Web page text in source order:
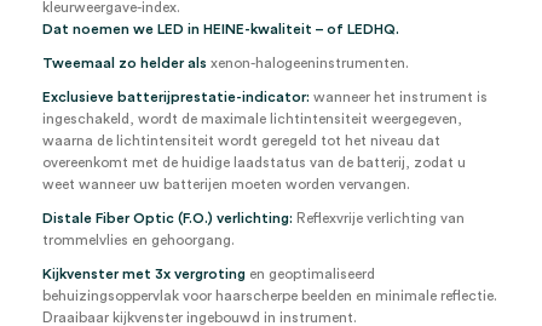
kleurweergave-index.
Dat noemen we LED in HEINE-kwaliteit – of LEDHQ.
Tweemaal zo helder als xenon-halogeeninstrumenten.
Exclusieve batterijprestatie-indicator: wanneer het instrument is
ingeschakeld, wordt de maximale lichtintensiteit weergegeven,
waarna de lichtintensiteit wordt geregeld tot het niveau dat
overeenkomt met de huidige laadstatus van de batterij, zodat u
weet wanneer uw batterijen moeten worden vervangen.
Distale Fiber Optic (F.O.) verlichting: Reflexvrije verlichting van
trommelvlies en gehoorgang.
Kijkvenster met 3x vergroting en geoptimaliseerd
behuizingsoppervlak voor haarscherpe beelden en minimale reflectie.
Draaibaar kijkvenster ingebouwd in instrument.